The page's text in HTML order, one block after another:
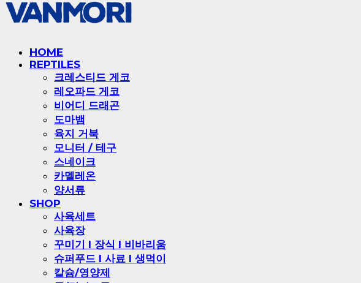
HOME
REPTILES
크레스티드 게코
레오파드 게코
비어디 드래곤
도마뱀
육지 거북
모니터 / 테구
스네이크
카멜레온
양서류
SHOP
사육세트
사육장
꾸미기 l 장식 l 비바리움
슈퍼푸드 l 사료 l 생먹이
칼슘/영양제